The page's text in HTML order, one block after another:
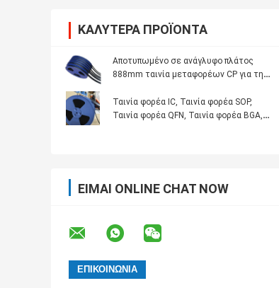
ΚΑΛΎΤΕΡΑ ΠΡΟΪΌΝΤΑ
Αποτυπωμένο σε ανάγλυφο πλάτος
888mm ταινία μεταφορέων CP για τη
κυκλώματος
Ταινία φορέα IC, Ταινία φορέα SOP,
Ταινία φορέα QFN, Ταινία φορέα BGA,
ΕΊΜΑΙ ONLINE CHAT NOW